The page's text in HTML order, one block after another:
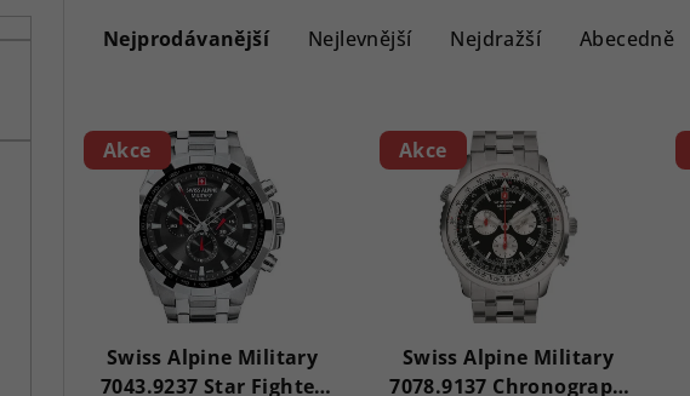
a
e
o
Nejprodávanější Nejlevnější Nejdražší Abecedně
V
ý
p
Akce
Swiss Alpine Military
7043.9237 Star Fighter
Akce
Swiss Alpine Military
7078.9137 Chronograph